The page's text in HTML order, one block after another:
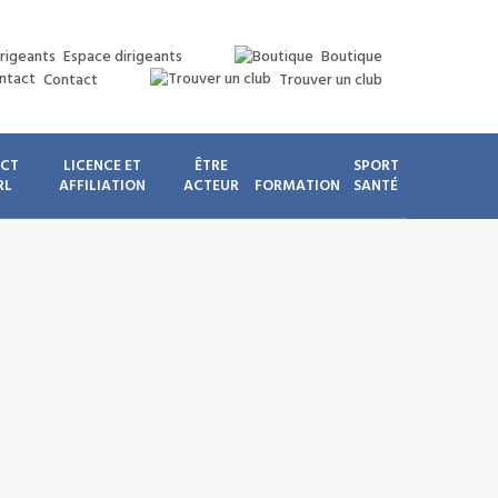
Espace dirigeants
Boutique
Contact
Trouver un club
LICENCE ET
AFFILIATION
ÊTRE
ACTEUR
FORMATION
SPORT
SANTÉ